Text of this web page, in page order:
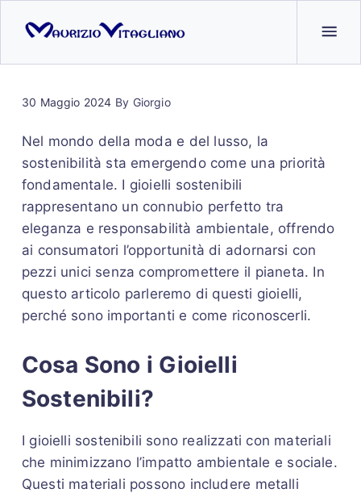
30 Maggio 2024 By Giorgio
Nel mondo della moda e del lusso, la
sostenibilità sta emergendo come una priorità
fondamentale. I gioielli sostenibili
rappresentano un connubio perfetto tra
eleganza e responsabilità ambientale, offrendo
ai consumatori l’opportunità di adornarsi con
pezzi unici senza compromettere il pianeta. In
questo articolo parleremo di questi gioielli,
perché sono importanti e come riconoscerli.
Cosa Sono i Gioielli
Sostenibili?
I gioielli sostenibili sono realizzati con materiali
che minimizzano l’impatto ambientale e sociale.
Questi materiali possono includere metalli